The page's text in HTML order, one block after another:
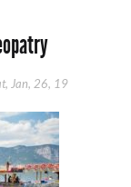
Jan, 26, 19